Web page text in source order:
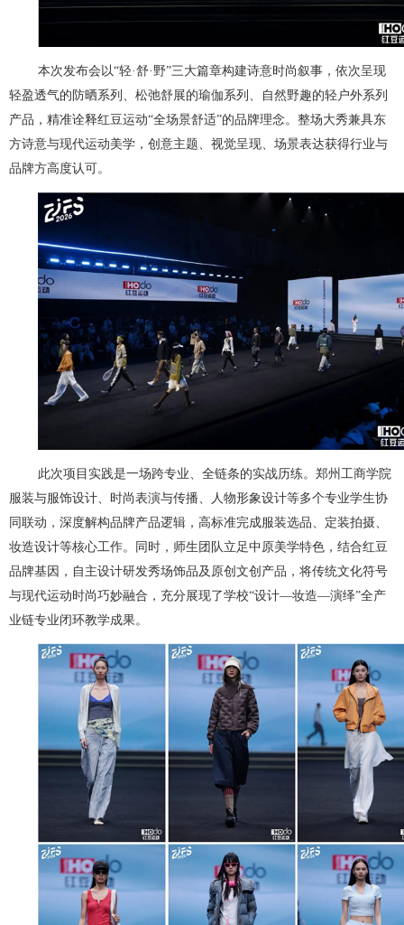
本次发布会以“轻·舒·野”三大篇章构建诗意时尚叙事，依次呈现
轻盈透气的防晒系列、松弛舒展的瑜伽系列、自然野趣的轻户外系列
产品，精准诠释红豆运动“全场景舒适”的品牌理念。整场大秀兼具东
方诗意与现代运动美学，创意主题、视觉呈现、场景表达获得行业与
品牌方高度认可。
此次项目实践是一场跨专业、全链条的实战历练。郑州工商学院
服装与服饰设计、时尚表演与传播、人物形象设计等多个专业学生协
同联动，深度解构品牌产品逻辑，高标准完成服装选品、定装拍摄、
妆造设计等核心工作。同时，师生团队立足中原美学特色，结合红豆
品牌基因，自主设计研发秀场饰品及原创文创产品，将传统文化符号
与现代运动时尚巧妙融合，充分展现了学校“设计—妆造—演绎”全产
业链专业闭环教学成果。